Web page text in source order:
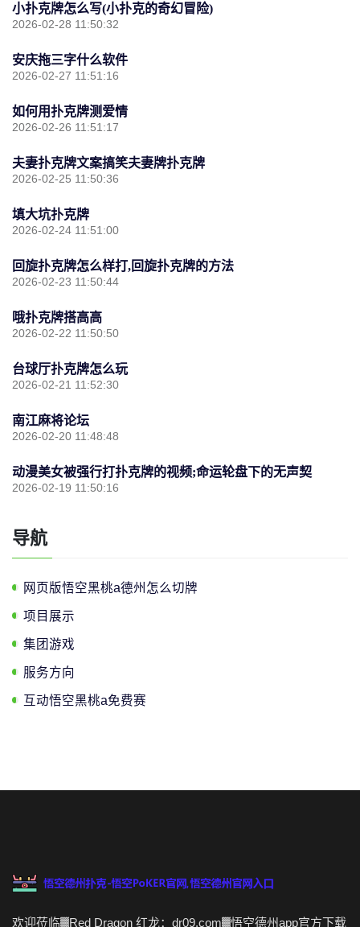
小扑克牌怎么写(小扑克的奇幻冒险)
2026-02-28 11:50:32
安庆拖三字什么软件
2026-02-27 11:51:16
如何用扑克牌测爱情
2026-02-26 11:51:17
夫妻扑克牌文案搞笑夫妻牌扑克牌
2026-02-25 11:50:36
填大坑扑克牌
2026-02-24 11:51:00
回旋扑克牌怎么样打,回旋扑克牌的方法
2026-02-23 11:50:44
哦扑克牌搭高高
2026-02-22 11:50:50
台球厅扑克牌怎么玩
2026-02-21 11:52:30
南江麻将论坛
2026-02-20 11:48:48
动漫美女被强行打扑克牌的视频;命运轮盘下的无声契
2026-02-19 11:50:16
导航
网页版悟空黑桃a德州怎么切牌
项目展示
集团游戏
服务方向
互动悟空黑桃a免费赛
欢迎莅临▓Red Dragon 红龙：dr09.com▓悟空德州app官方下载